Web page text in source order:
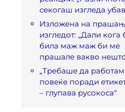
секогаш изгледа
Изложена на
изгледот: „Дали кога
била маж маж би ме
прашале вакво
„Требаше да работам
повеќе поради
– глупава русокоса“